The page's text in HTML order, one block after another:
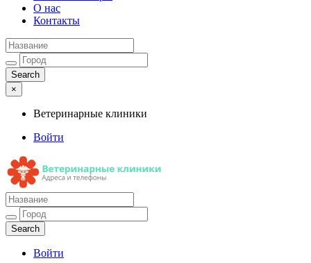
О нас
Контакты
×
Ветеринарные клиники
Войти
Ветеринарные клиники
Адреса и телефоны
Войти